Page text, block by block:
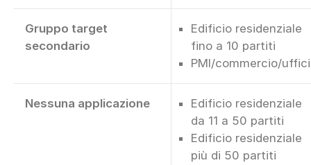
Gruppo target
secondario
Edificio residenziale
fino a 10 partiti
PMI/commercio/
Nessuna applicazione
Edificio residenziale
da 11 a 50 partiti
Edificio residenziale
più di 50 partiti